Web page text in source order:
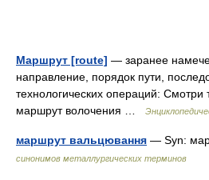
Маршрут [route] — заранее
направление, порядок пути,
технологических операций: Смотри
маршрут волочения …
маршрут вальцювання — Syn:
синонимов металлургических терминов